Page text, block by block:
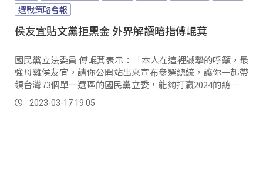
選戰策略會報
侯友宜貼文黨拒黑金 外界解讀暗指傅崐萁
國民黨立法委員 傅崐萁表示：「本人在這裡誠摯的呼籲，最
強母雞侯友宜，請你公開站出來宣布參選總統，讓你一起帶
領台灣73個單一選區的國民黨立委，能夠打贏2024的總統選
戰。2023-03-17 19:05